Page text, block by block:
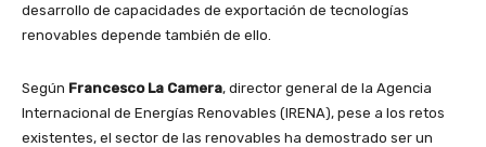
desarrollo de capacidades de exportación de tecnologías
renovables depende también de ello.
Según Francesco La Camera, director general de la Agencia
Internacional de Energías Renovables (IRENA), pese a los retos
existentes, el sector de las renovables ha demostrado ser un